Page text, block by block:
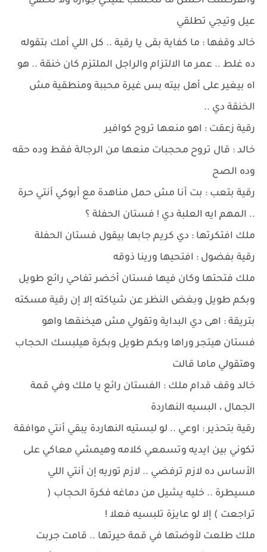
عيل وتيجي تطلقي
خالد وقفها : ما كفاية بقى يا رقية .. كل اللي أمك بتقوله
ده غلط .. عمر ما الالتزام والراجل الملتزم كان خنقة .. هو
اه بيغير على أهل بيته بس غيرة محببة ومنطقية مش
الخنقة دي ..
رقية زعقت : اهو منعها تروح كوافير
خالد : قال تروح محجبات منعها من الرجالة فقط وده حقه
وده الصح
رقية بتعب : بت أنا مش حمل مناهدة مع أبوكي أنتي حرة
.. المهم ايه العلبة دي ! فستان الحفلة ؟
ملك افتكرتها : دي كريم جابها بيقول فستان الحفلة
رقية بفضول : افتحيها ورينا ذوقه
ملك فتحتها وكان فيها فستان أخضر تفاحي رائع طويل
وبكم طويل وبغض النظر عن شياكته إلا إن رقية مسكته
بتريقة : اهى دي البداية وتقولي مش هيخنقها واهو
فستان هيتجر وراها وبكم طويل وبكرة هيلبسك الحجاب
وهتقولي ماما قالت
خالد وقف قدام ملك : الفستان رائع يا ملك وفي قمة
الجمال ، البسيه النهاردة
رقية بتحذير : اوعي .. لو لبستيه النهاردة يبقي أنتي موافقة
تكوني بين ايديه وتسمعي كلامه وهيمشي معاكي على
الأساس ده لازم ترفضي .. لازم توريه إن أنتي اللي
مسيطرة .. خليه يشيل من دماغه فكرة الحجاب (
تراجعت ) إلا لو عايزة تلبسيه فعلا !
ملك طلعت لأوضتها في قمة حيرتها .. قامت جربت